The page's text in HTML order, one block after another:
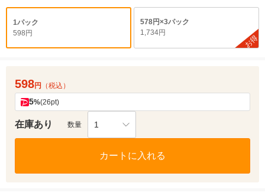
1パック
598円
578円×3パック
1,734円
お得
598円 （税込）
5%(26pt)
在庫あり 数量 1
カートに入れる